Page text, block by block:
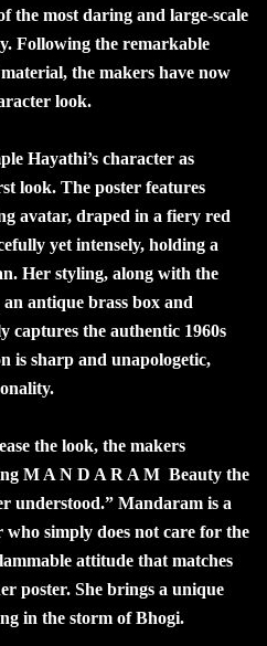
the most daring and large-scale
Following the remarkable
the makers have now
look.
Hayathi’s character as
look. The poster features
avatar, draped in a fiery red
yet intensely, holding a
Her styling, along with the
antique brass box and
captures the authentic 1960s
is sharp and unapologetic,
the look, the makers
M A N D A R A M Beauty the
understood.” Mandaram is a
simply does not care for the
attitude that matches
poster. She brings a unique
in the storm of Bhogi.